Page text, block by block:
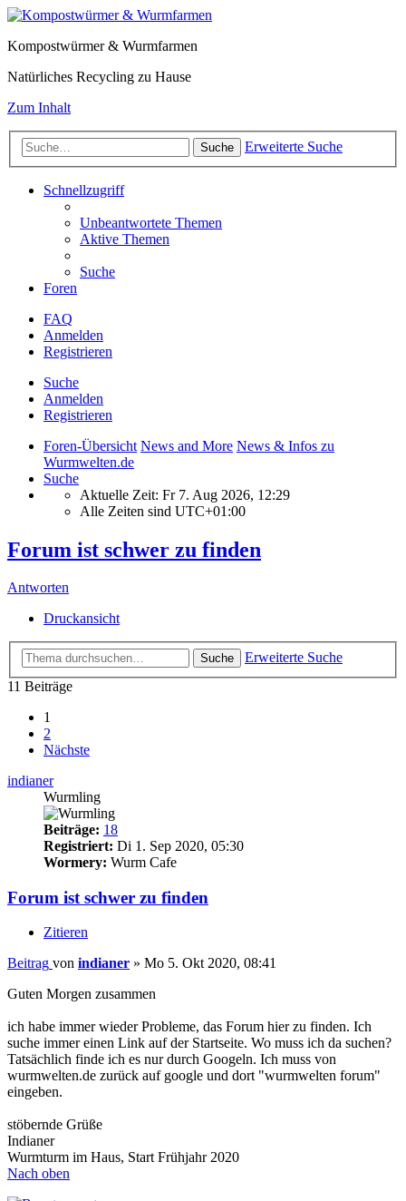
Kompostwürmer & Wurmfarmen
Natürliches Recycling zu Hause
Zum Inhalt
Suche Erweiterte Suche
Schnellzugriff
Unbeantwortete Themen
Aktive Themen
Suche
Foren
FAQ
Anmelden
Registrieren
Suche
Anmelden
Registrieren
Foren-Übersicht News and More News & Infos zu
Wurmwelten.de
Suche
Aktuelle Zeit: Fr 7. Aug 2026, 12:29
Alle Zeiten sind UTC+01:00
Forum ist schwer zu finden
Antworten
Druckansicht
Suche
Erweiterte Suche
11 Beiträge
1
2
Nächste
indianer
Wurmling
Beiträge: 18
Registriert: Di 1. Sep 2020, 05:30
Wormery: Wurm Cafe
Forum ist schwer zu finden
Zitieren
Beitrag von indianer » Mo 5. Okt 2020, 08:41
Guten Morgen zusammen
ich habe immer wieder Probleme, das Forum hier zu finden. Ich
suche immer einen Link auf der Startseite. Wo muss ich da suchen?
Tatsächlich finde ich es nur durch Googeln. Ich muss von
wurmwelten.de zurück auf google und dort "wurmwelten forum"
eingeben.
stöbernde Grüße
Indianer
Wurmturm im Haus, Start Frühjahr 2020
Nach oben